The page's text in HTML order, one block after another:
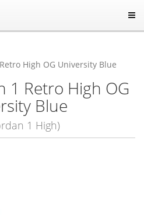
High OG University Blue
1 Retro High OG
Blue
1 High)